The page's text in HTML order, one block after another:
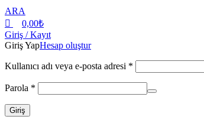
ARA
0,00₺
Giriş / Kayıt
Giriş YapHesap oluştur
Kullanıcı adı veya e-posta adresi *
Parola *
Giriş